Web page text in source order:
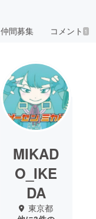
仲間募集 コメント 1
MIKAD
O_IKE
DA
東京都